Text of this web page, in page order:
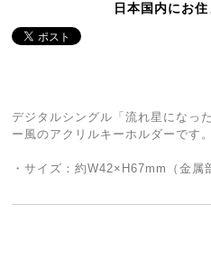
日本国内にお
デジタルシングル「流れ星になっ
ー風のアクリルキーホルダーです。
・サイズ：約W42×H67mm（金属